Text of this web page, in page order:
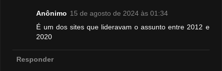
Anônimo 15 de agosto de 2024 às 01:34
É um dos sites que lideravam o assunto entre 2012 e
2020
Responder